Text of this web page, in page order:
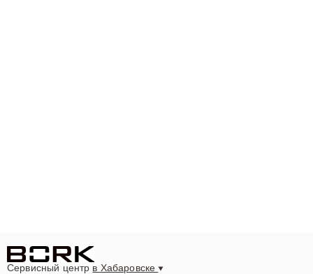
Сервисный центр в Хабаровске